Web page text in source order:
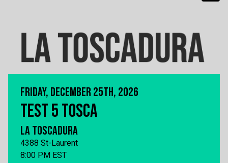
FRIDAY, DECEMBER 25TH, 2026
TEST 5 TOSCA
LA TOSCADURA
4388 St-Laurent
8:00 PM EST